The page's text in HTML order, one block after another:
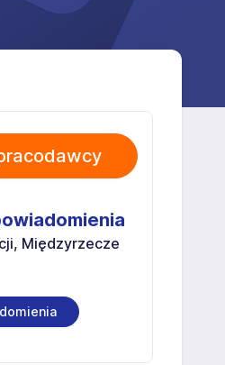
Międzyrzecze